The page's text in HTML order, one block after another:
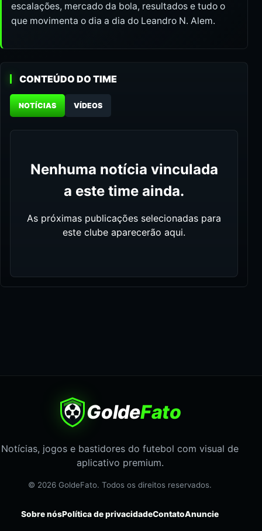
escalações, mercado da bola, resultados e tudo o
que movimenta o dia a dia do Leandro N. Alem.
CONTEÚDO DO TIME
NOTÍCIAS VÍDEOS
Nenhuma notícia vinculada
a este time ainda.
As próximas publicações selecionadas para
este clube aparecerão aqui.
GoldeFato
Notícias, jogos e bastidores do futebol com visual de
aplicativo premium.
© 2026 GoldeFato. Todos os direitos reservados.
Sobre nósPolítica de privacidadeContatoAnuncie